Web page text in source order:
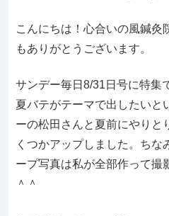
こんにちは！心合いの風鍼灸
もありがとうございます。
サンデー毎日8/31日号に特集
夏バテがテーマで出したいと
ーの松田さんと夏前にやりと
くつかアップしました。ちな
ープ写真は私が全部作って撮
＾＾